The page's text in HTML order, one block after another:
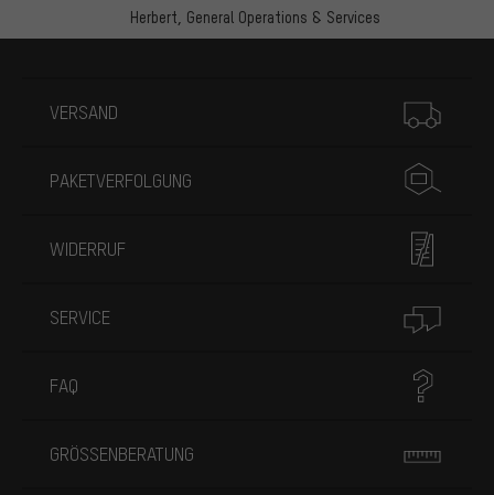
Herbert, General Operations & Services
VERSAND
PAKETVERFOLGUNG
WIDERRUF
SERVICE
FAQ
GRÖSSENBERATUNG